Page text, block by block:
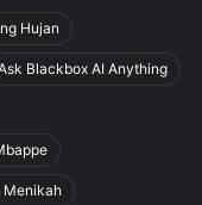
Hujan
Blackbox AI Anything
Menikah